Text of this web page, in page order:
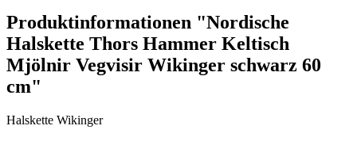
Produktinformationen "Nordische
Halskette Thors Hammer Keltisch
Mjölnir Vegvisir Wikinger schwarz 60
cm"
Halskette Wikinger